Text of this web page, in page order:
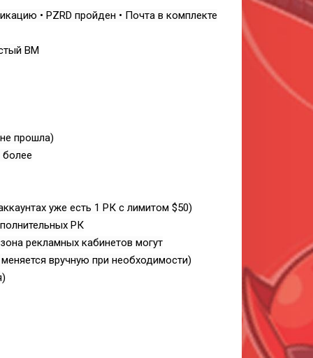
• PZRD пройден • Почта в комплекте
BM
прошла)
более
уже есть 1 РК с лимитом $50)
РК
рекламных кабинетов могут
вручную при необходимости)